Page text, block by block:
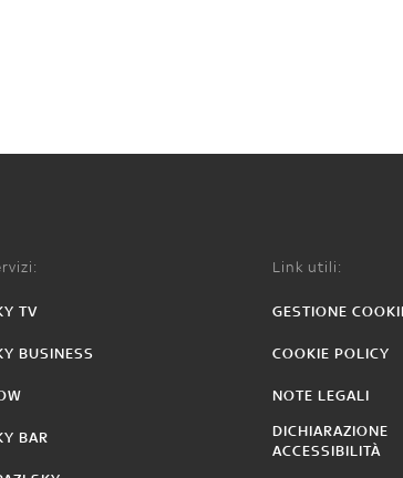
TV
BUSINESS
BAR
Link utili:
GESTIONE
COOKIE POLICY
NOTE LEGALI
DICHIARAZIONE
ACCESSIBILITÀ